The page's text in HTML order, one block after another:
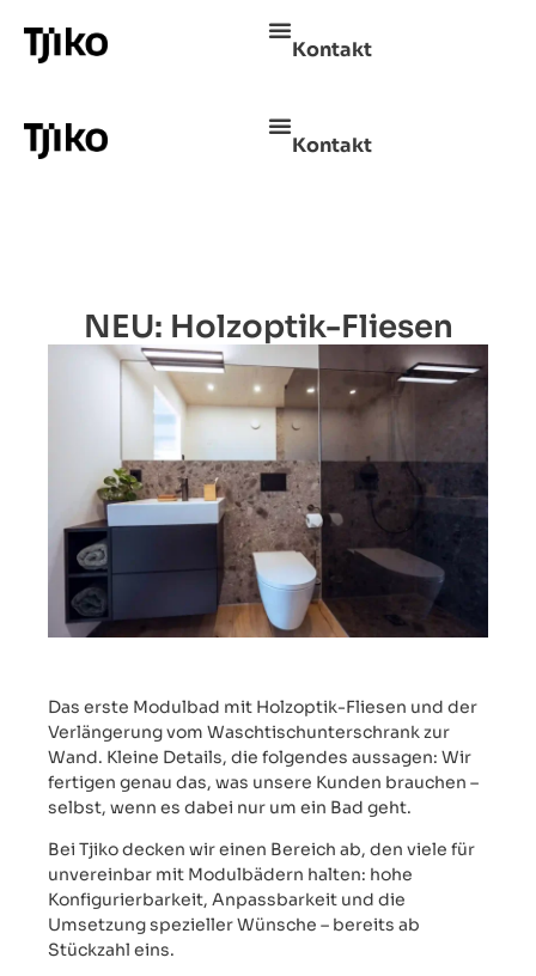
Kontakt
Kontakt
NEU: Holzoptik-Fliesen
Das erste Modulbad mit Holzoptik-Fliesen und der
Verlängerung vom Waschtischunterschrank zur
Wand. Kleine Details, die folgendes aussagen: Wir
fertigen genau das, was unsere Kunden brauchen –
selbst, wenn es dabei nur um ein Bad geht.
Bei Tjiko decken wir einen Bereich ab, den viele für
unvereinbar mit Modulbädern halten: hohe
Konfigurierbarkeit, Anpassbarkeit und die
Umsetzung spezieller Wünsche – bereits ab
Stückzahl eins.